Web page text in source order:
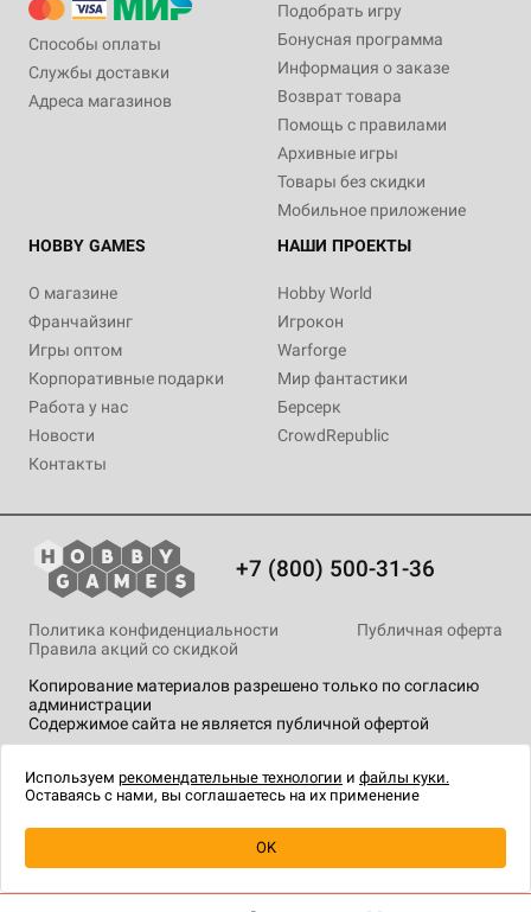
Способы оплаты
Службы доставки
Адреса магазинов
Подобрать игру
Бонусная программа
Информация о заказе
Возврат товара
Помощь с правилами
Архивные игры
Товары без скидки
Мобильное приложение
HOBBY GAMES
О магазине
Франчайзинг
Игры оптом
Корпоративные подарки
Работа у нас
Новости
Контакты
НАШИ ПРОЕКТЫ
Hobby World
Игрокон
Warforge
Мир фантастики
Берсерк
CrowdRepublic
+7 (800) 500-31-36
Копирование материалов разрешено только по согласию
администрации
Содержимое сайта не является публичной офертой
Политика конфиденциальности
Публичная оферта
Правила акций со скидкой
технологии.
Используем рекомендательные технологии и файлы куки.
Оставаясь с нами, вы соглашаетесь на их применение
OK